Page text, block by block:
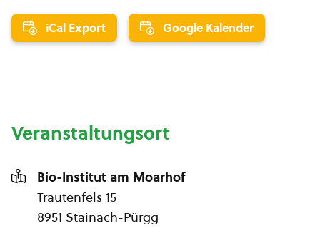
iCal Export Google Kalender
Veranstaltungsort
Bio-Institut am Moarhof
Trautenfels 15
8951 Stainach-Pürgg